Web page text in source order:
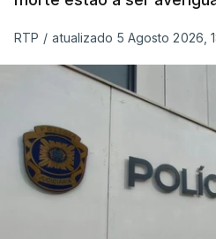
Segundo os docentes, o
está a enfrentar vários
casos em que faltam os
pelos alunos com a
pedido de reapreciação, ou
relatores devem preencher.
RTP / atualizado 5 Agosto 2026,